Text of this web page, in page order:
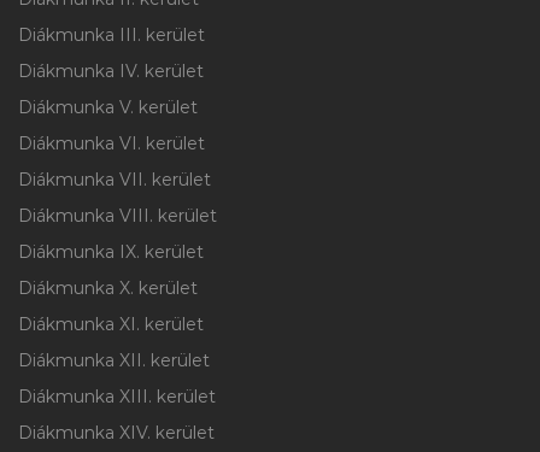
Diákmunka III. kerület
Diákmunka IV. kerület
Diákmunka V. kerület
Diákmunka VI. kerület
Diákmunka VII. kerület
Diákmunka VIII. kerület
Diákmunka IX. kerület
Diákmunka X. kerület
Diákmunka XI. kerület
Diákmunka XII. kerület
Diákmunka XIII. kerület
Diákmunka XIV. kerület